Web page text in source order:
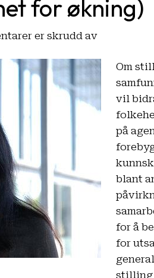
for økning)
er skrudd avfor
du
jobbe
med
å
sette
overgrep
på
agendaen?
LMSO
søker
Om
vil
på
blant
for å
for
stilling